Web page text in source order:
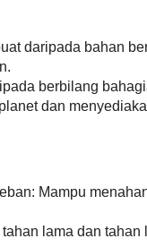
daripada bahan
berbilang
dan
Mampu
lama dan